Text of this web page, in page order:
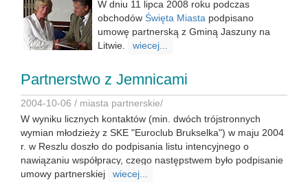
W dniu 11 lipca 2008 roku podczas
obchodów Święta Miasta podpisano
umowę partnerską z Gminą Jaszuny na
Litwie.
wiecej...
Partnerstwo z Jemnicami
2004-10-06 / miasta partnerskie/
W wyniku licznych kontaktów (min. dwóch trójstronnych
wymian młodzieży z SKE "Euroclub Brukselka") w maju 2004
r. w Reszlu doszło do podpisania listu intencyjnego o
nawiązaniu współpracy, czego następstwem było podpisanie
umowy partnerskiej
wiecej...